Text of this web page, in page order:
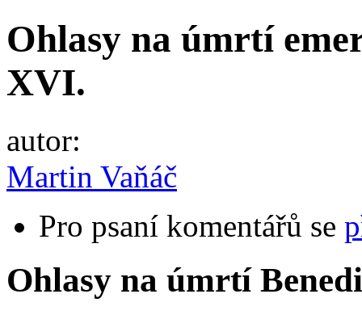
Ohlasy na úmrtí
XVI.
autor:
Martin Vaňáč
Pro psaní komentářů se
Ohlasy na úmrtí